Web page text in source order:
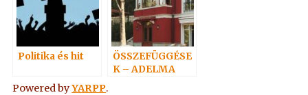
Politika és hit
ÖSSZEFÜGGÉSE
K – ADELMA
Powered byYARPP.